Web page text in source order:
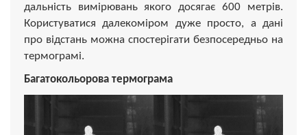
дальність вимірювань якого досягає 600 метрів.
Користуватися далекоміром дуже просто, а дані
про відстань можна спостерігати безпосередньо на
термограмі.
Багатокольорова термограма